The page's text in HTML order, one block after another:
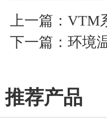
上一篇： VTM
下一篇： 环境
推荐产品